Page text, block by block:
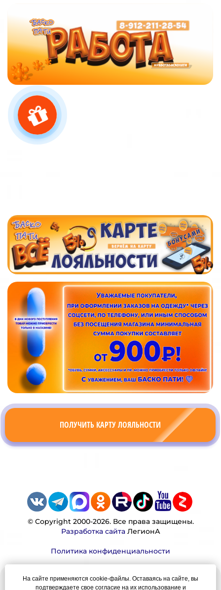
ПОЛУЧИТЬ КАРТУ ЛОЯЛЬНОСТИ
© Copyright 2000-2026. Все права защищены.
Разработка сайтаЛегионА
Политика конфиденциальности
Наша миссия:
На сайте применяются cookie-файлы. Оставаясь на сайте, вы
подтверждаете свое согласие на их использование и